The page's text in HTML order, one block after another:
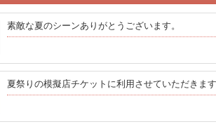
素敵な夏のシーンありがとうございます。
夏祭りの模擬店チケットに利用させていただきます